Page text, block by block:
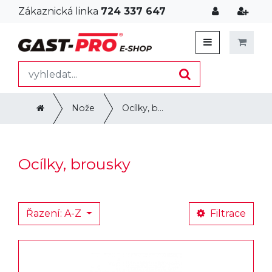
Zákaznická linka 724 337 647
Nože Ocílky, brousky
Ocílky, brousky
Řazení: A-Z Filtrace